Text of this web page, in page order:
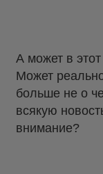
А может в
Может
больше не о
всякую
внимание?